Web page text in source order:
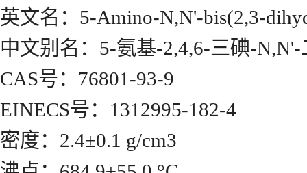
英文名：5-Amino-N,N'-bis(2,3-
中文别名：5-氨基-2,4,6-三碘-
CAS号：76801-93-9
EINECS号：1312995-182-4
密度：2.4±0.1 g/cm3